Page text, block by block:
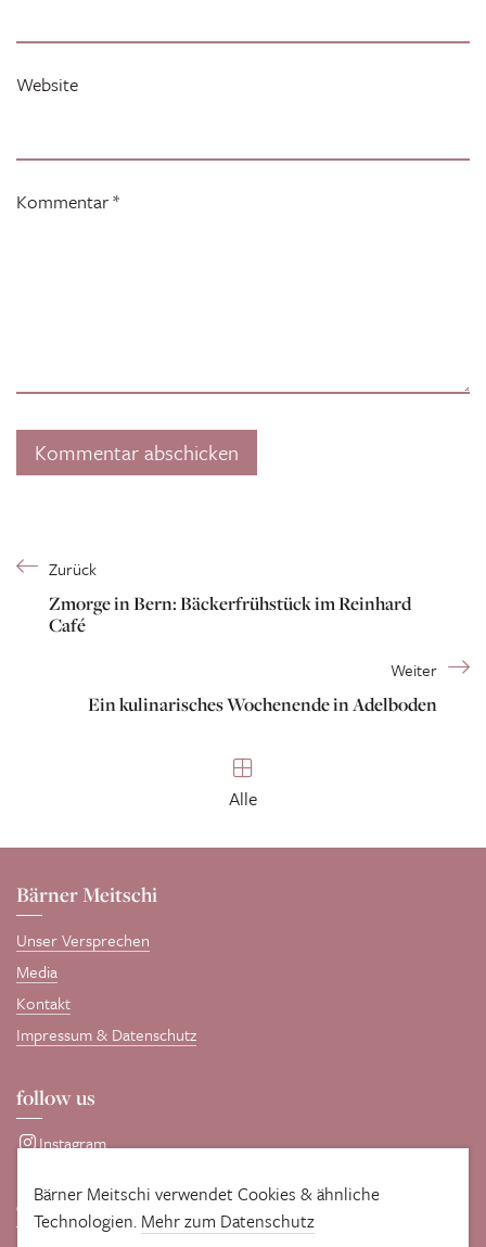
Bärner Meitschi verwendet Cookies & ähnliche
Technologien. Mehr zum Datenschutz
Website
Kommentar*
Zurück
Zmorge in Bern: Bäckerfrühstück im Reinhard
Café
Alle
Weiter
Ein kulinarisches Wochenende in Adelboden
Bärner Meitschi
Unser Versprechen
Media
Kontakt
Impressum & Datenschutz
follow us
Instagram
comotive GmbH